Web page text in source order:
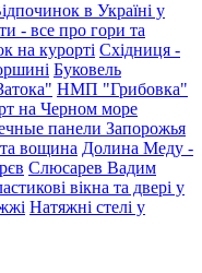
в Україні у
- все про гори та
на курорті Східниця -
Буковель
НМП "Грибовка"
на Черном море
панели Запорожья
вощина Долина Меду -
Слюсарев Вадим
вікна та двері у
Натяжні стелі у